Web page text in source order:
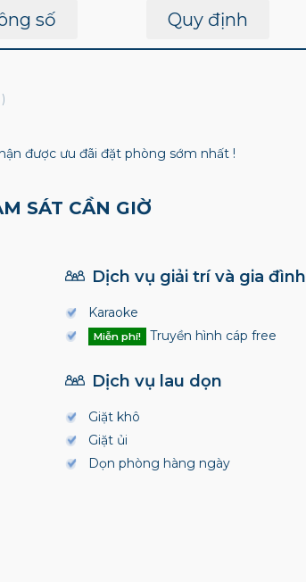
số Quy định
)
được ưu đãi đặt phòng sớm nhất !
SÁT CẦN GIỜ
Dịch vụ giải trí và gia đình
Karaoke
Miễn phí! Truyền hình cáp free
Dịch vụ lau dọn
Giặt khô
Giặt ủi
Dọn phòng hàng ngày